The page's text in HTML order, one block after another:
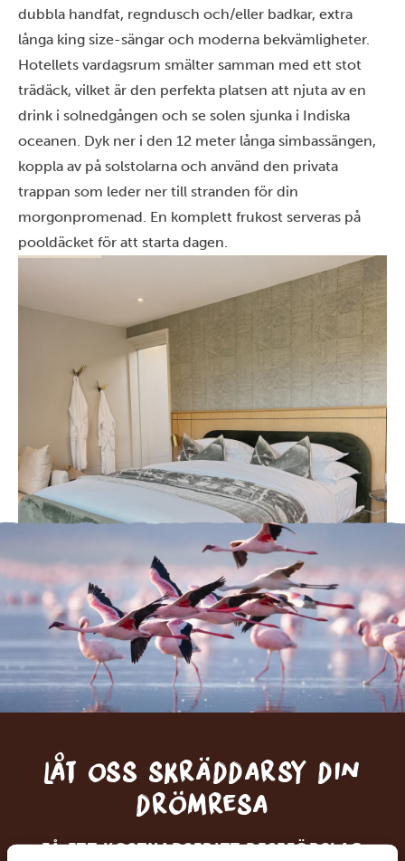
dubbla handfat, regndusch och/eller badkar, extra
långa king size-sängar och moderna bekvämligheter.
Hotellets vardagsrum smälter samman med ett stot
trädäck, vilket är den perfekta platsen att njuta av en
drink i solnedgången och se solen sjunka i Indiska
oceanen. Dyk ner i den 12 meter långa simbassängen,
koppla av på solstolarna och använd den privata
trappan som leder ner till stranden för din
morgonpromenad. En komplett frukost serveras på
pooldäcket för att starta dagen.
Låt oss skräddarsy din
drömresa
FÅ ETT KOSTNADSFRITT RESEFÖRSLAG